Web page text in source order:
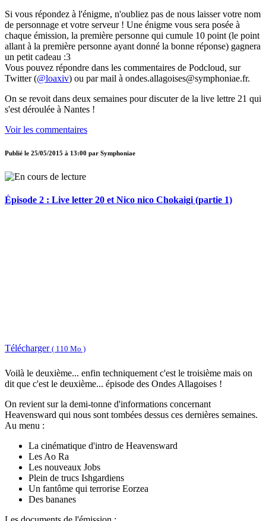
Si vous répondez à l'énigme, n'oubliez pas de nous laisser votre nom
de personnage et votre serveur ! Une énigme vous sera posée à
chaque émission, la première personne qui cumule 10 point (le point
allant à la première personne ayant donné la bonne réponse) gagnera
un petit cadeau :3
Vous pouvez répondre dans les commentaires de Podcloud, sur
Twitter (@loaxiv) ou par mail à ondes.allagoises@symphoniae.fr.
On se revoit dans deux semaines pour discuter de la live lettre 21 qui
s'est déroulée à Nantes !
Voir les commentaires
Publié le 25/05/2015 à 13:00 par Symphoniae
Épisode 2 : Live letter 20 et Nico nico Chokaigi (partie 1)
Télécharger ( 110 Mo )
Voilà le deuxième... enfin techniquement c'est le troisième mais on
dit que c'est le deuxième... épisode des Ondes Allagoises !
On revient sur la demi-tonne d'informations concernant
Heavensward qui nous sont tombées dessus ces dernières semaines.
Au menu :
La cinématique d'intro de Heavensward
Les Ao Ra
Les nouveaux Jobs
Plein de trucs Ishgardiens
Un fantôme qui terrorise Eorzea
Des bananes